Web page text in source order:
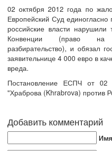
02 октября 2012 года по
Европейский Суд
российские власти нарушили
Конвенции (право на
разбирательство), и обязал
заявительнице 4 000 евро в
вреда.
Постановление ЕСПЧ от
"Храброва (Khrabrova) против
Добавить комментарий